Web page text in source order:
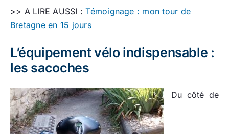
>> A LIRE AUSSI :Témoignage : mon tour de
Bretagne en 15 jours
L’équipement vélo indispensable :
les sacoches
Du côté de